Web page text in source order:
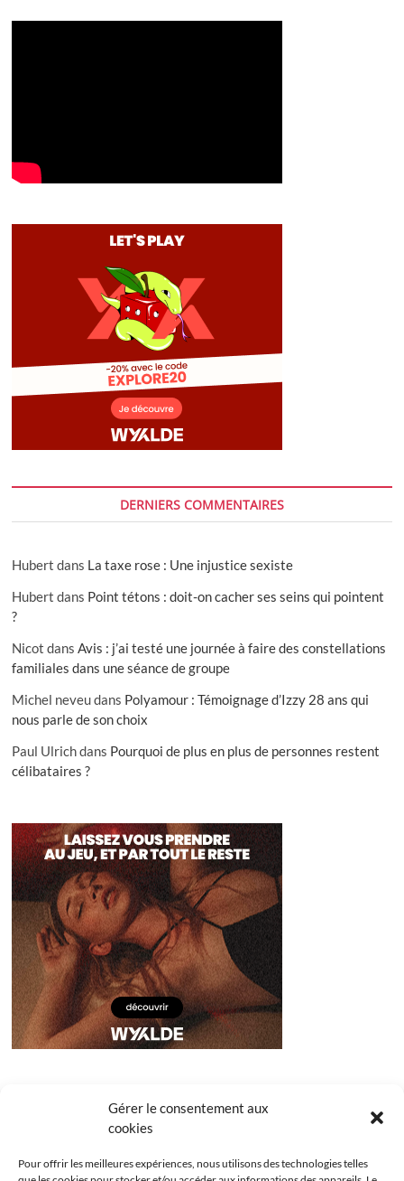
Gérer le consentement aux
cookies
Pour offrir les meilleures expériences, nous utilisons des technologies telles
DERNIERS COMMENTAIRES
Hubert dans La taxe rose : Une injustice sexiste
Hubert dans Point tétons : doit-on cacher ses seins qui pointent
?
Nicot dansAvis : j’ai testé une journée à faire des constellations
familiales dans une séance de groupe
Michel neveudans Polyamour : Témoignage d’Izzy 28 ans qui
nous parle de son choix
Paul Ulrichdans Pourquoi de plus en plus de personnes restent
célibataires ?